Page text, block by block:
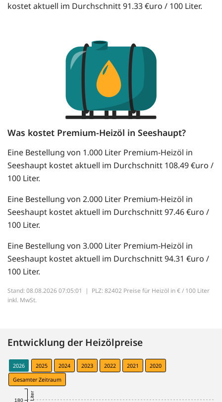
kostet aktuell im Durchschnitt 91.33 €uro / 100 Liter.
Was kostet Premium-Heizöl in Seeshaupt?
Eine Bestellung von 1.000 Liter Premium-Heizöl in
Seeshaupt kostet aktuell im Durchschnitt 108.49 €uro /
100 Liter.
Eine Bestellung von 2.000 Liter Premium-Heizöl in
Seeshaupt kostet aktuell im Durchschnitt 97.46 €uro /
100 Liter.
Eine Bestellung von 3.000 Liter Premium-Heizöl in
Seeshaupt kostet aktuell im Durchschnitt 94.31 €uro /
100 Liter.
Stand: 08.08.2026 07:05:01 | PLZ: 82402 Preise für Heizöl in € / 100 Liter
inkl. MwSt.
Entwicklung der Heizölpreise
2026 2025 2024 2023 2022 2021
2020
Gesamter Zeitraum
180